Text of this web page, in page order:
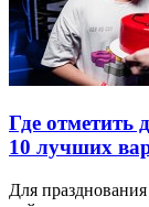
Где отметить
10 лучших
Для